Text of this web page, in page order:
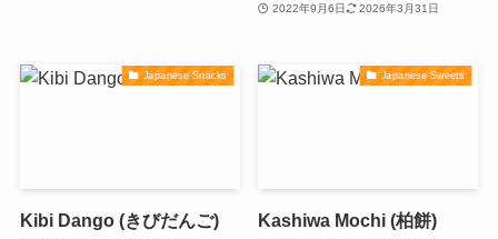
2022年9月6日 2026年3月31日
Japanese Snacks
Kibi Dango (きびだんご)
Japanese Sweets
Kashiwa Mochi (柏餅)